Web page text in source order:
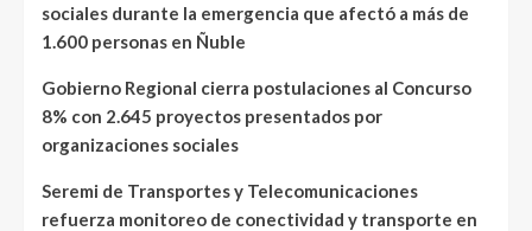
sociales durante la emergencia que afectó a más de
1.600 personas en Ñuble
Gobierno Regional cierra postulaciones al Concurso
8% con 2.645 proyectos presentados por
organizaciones sociales
Seremi de Transportes y Telecomunicaciones
refuerza monitoreo de conectividad y transporte en